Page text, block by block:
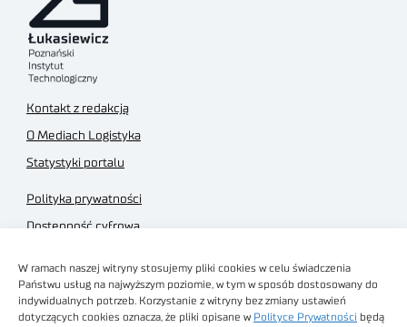
W ramach naszej witryny stosujemy pliki cookies w celu świadczenia
Państwu usług na najwyższym poziomie, w tym w sposób dostosowany do
indywidualnych potrzeb. Korzystanie z witryny bez zmiany ustawień
dotyczących cookies oznacza, że pliki opisane w Polityce Prywatności będą
Kontakt z redakcją
O Mediach Logistyka
Statystyki portalu
Polityka prywatności
Dostępność cyfrowa
Regulamin sklepu